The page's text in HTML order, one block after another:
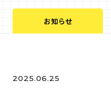
お知らせ
2025.06.25